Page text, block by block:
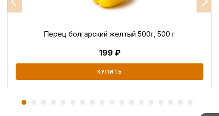
Перец болгарский желтый 500г, 500 г
199
КУПИТЬ